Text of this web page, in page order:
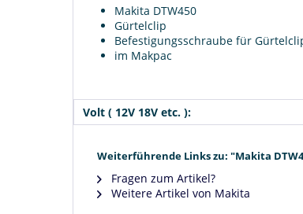
Makita DTW450
Gürtelclip
Befestigungsschraube für
im Makpac
Volt ( 12V 18V etc. ):
Weiterführende Links zu: "Makita
Fragen zum Artikel?
Weitere Artikel von Makita